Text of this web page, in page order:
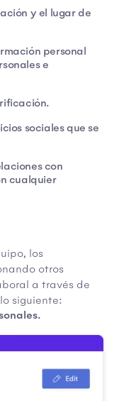
y el lugar de
personal
e
sociales que se
con
cualquier
los
otros
a través de
siguiente: